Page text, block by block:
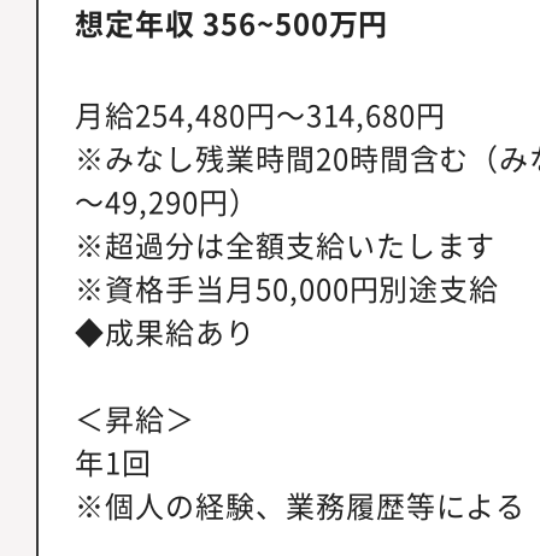
想定年収 356~500万円
月給254,480円～314,680円
※みなし残業時間20時間含む（
～49,290円）
※超過分は全額支給いたします
※資格手当月50,000円別途支給
◆成果給あり
＜昇給＞
年1回
※個人の経験、業務履歴等による